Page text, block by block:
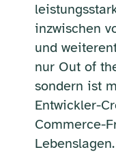
inzwischen
und
nur Out of
sondern ist
Entwickler-
Commerce-
Lebenslagen.